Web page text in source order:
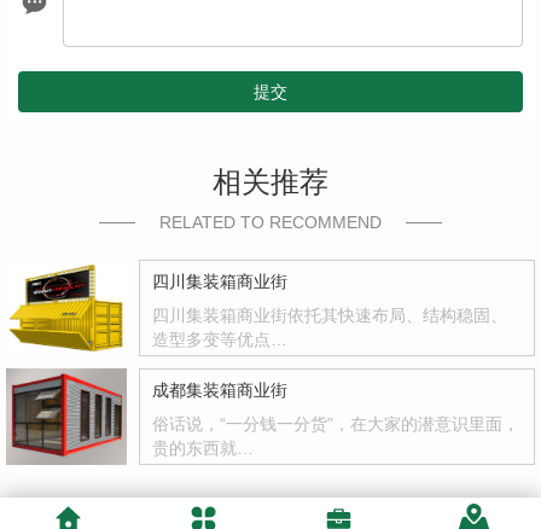
提交
相关推荐
RELATED TO RECOMMEND
四川集装箱商业街
四川集装箱商业街依托其快速布局、结构稳固、
造型多变等优点…
成都集装箱商业街
俗话说，“一分钱一分货”，在大家的潜意识里面，
贵的东西就…